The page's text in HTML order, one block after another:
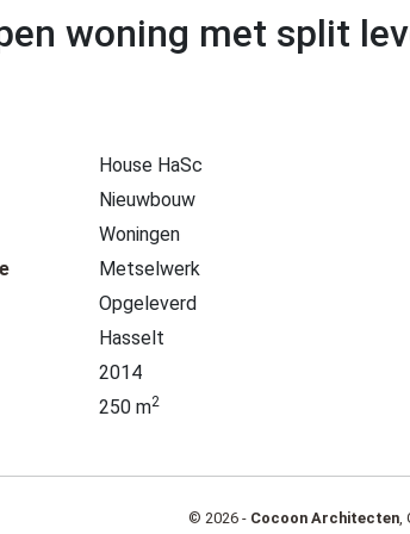
woning met split
House HaSc
Nieuwbouw
Woningen
Metselwerk
Opgeleverd
Hasselt
2014
250 m2
© 2026 - Cocoon Architecten,